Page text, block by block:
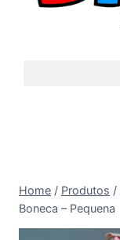
Home / Produtos /
Boneca – Pequena